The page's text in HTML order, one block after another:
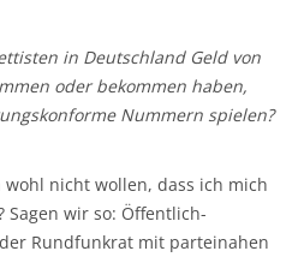
in Deutschland Geld von
oder bekommen haben,
Nummern spielen?
wohl nicht wollen, dass ich mich
wir so: Öffentlich-
Rundfunkrat mit parteinahen